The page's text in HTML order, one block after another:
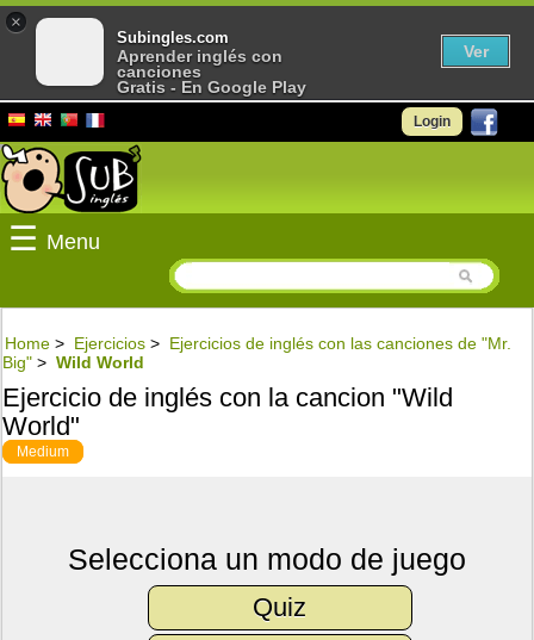
Login
☰ Menu
Home > Ejercicios > Ejercicios de inglés con las canciones de "Mr.
Big" > Wild World
Ejercicio de inglés con la cancion "Wild
World"
Medium
Selecciona un modo de juego
Quiz
×
Subingles.com
Aprender inglés con
canciones
Gratis - En Google Play
Ver